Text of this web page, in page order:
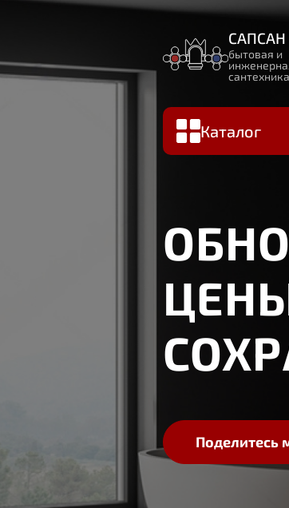
САПСАН
бытовая и
Каталог
ЦЕНЫ
Поделитесь мнением